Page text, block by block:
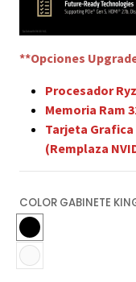
**Opciones
Procesador
Memoria Ram
Tarjeta Grafica
(Remplaza
COLOR GABINETE